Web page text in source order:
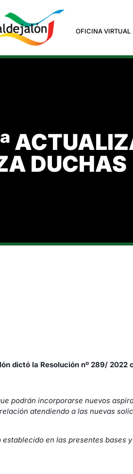
OFICINA VIRTUAL
DUCHAS
dictó la Resolución nº 289/ 2022
podrán incorporarse nuevos
atendiendo a las nuevas
en las presentes bases